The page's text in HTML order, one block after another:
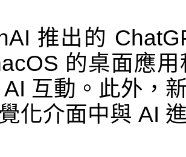
推出的
的桌面應
互動。此外，
化介面中與 AI